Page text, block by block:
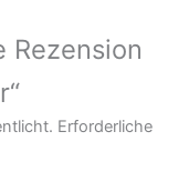
Rezension
Erforderliche